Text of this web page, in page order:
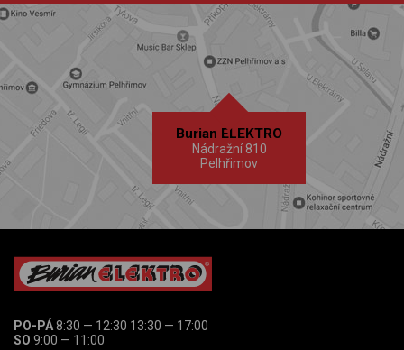
Burian ELEKTRO
Nádražní 810
Pelhřimov
PO-PÁ8:30 — 12:30 13:30 — 17:00
SO 9:00 — 11:00